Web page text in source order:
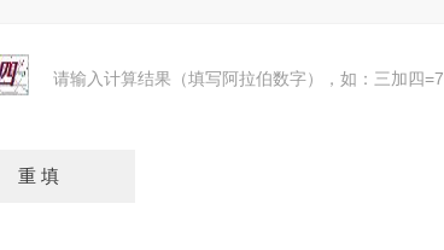
请输入计算结果（填写阿拉伯数字），如：三加四=7